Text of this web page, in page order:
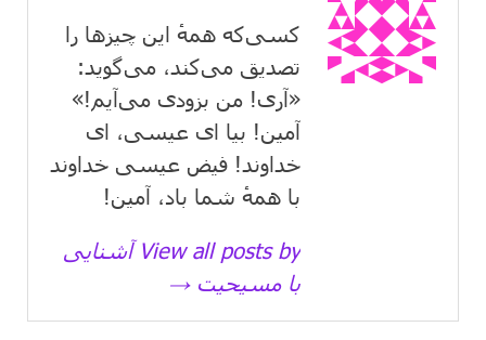
کسی‌که همهٔ این چیزها را
تصدیق می‌كند، می‌گوید:
«آری! من بزودی می‌آیم!»
آمین! بیا ای عیسی، ای
خداوند! فیض عیسی خداوند
با همهٔ شما باد، آمین!
View all posts by آشنایی
با مسیحیت →